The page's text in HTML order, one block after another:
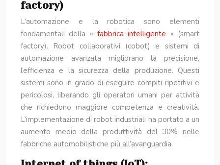
factory)
L’automazione e la robotica sono elementi
fondamentali della « fabbrica intelligente » (smart
factory). Robot collaborativi (cobot) e sistemi di
automazione avanzata migliorano la precisione,
l’efficienza e la sicurezza della produzione. Questi
sistemi sono in grado di eseguire compiti ripetitivi e
pericolosi, liberando gli operatori umani per attività
che richiedono maggiore competenza e creatività.
L’implementazione di robot industriali ha portato a un
aumento medio della produttività del 30% nelle
fabbriche automobilistiche più all’avanguardia.